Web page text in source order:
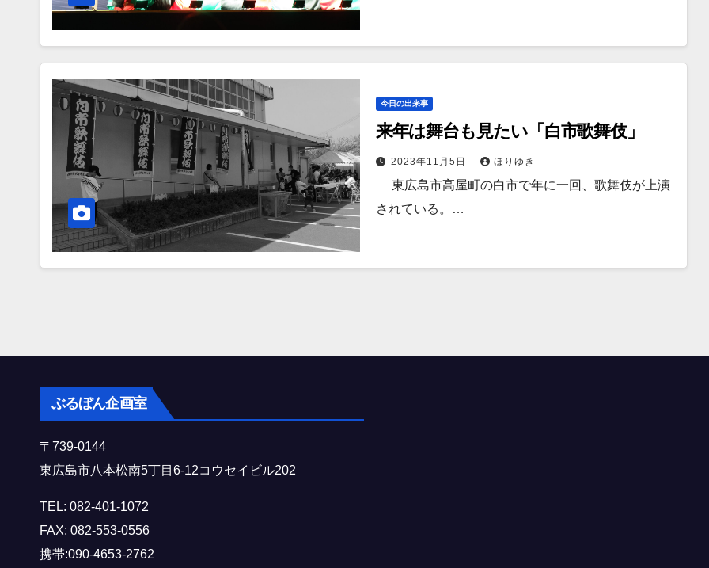
今日の出来事
来年は舞台も見たい「白市歌舞伎」
2023年11月5日 ほりゆき
東広島市高屋町の白市で年に一回、歌舞伎が上演
されている。…
ぶるぼん企画室
〒739-0144
東広島市八本松南5丁目6-12コウセイビル202
TEL: 082-401-1072
FAX: 082-553-0556
携帯:090-4653-2762